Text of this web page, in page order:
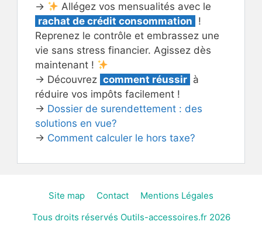
→
Allégez vos mensualités avec le
rachat de crédit consommation !
Reprenez le contrôle et embrassez une
vie sans stress financier. Agissez dès
maintenant !
→ Découvrez comment réussir à
réduire vos impôts facilement !
→ Dossier de surendettement : des
solutions en vue?
→ Comment calculer le hors taxe?
Site map Contact
Mentions Légales
Tous droits réservés Outils-accessoires.fr 2026